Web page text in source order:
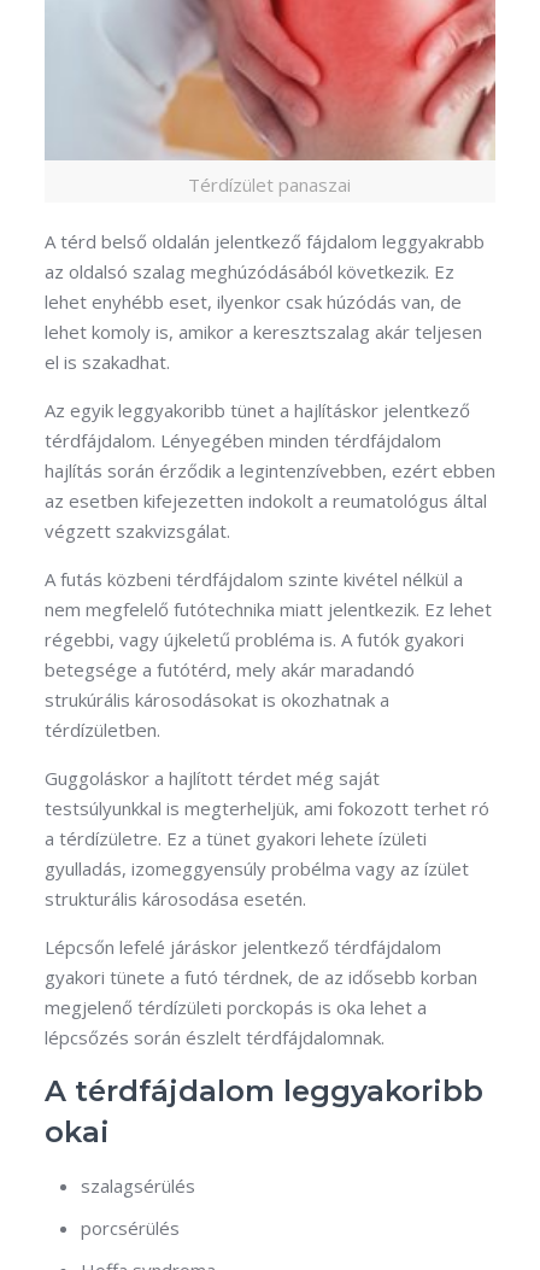
Térdízület panaszai
A térd belső oldalán jelentkező fájdalom leggyakrabb
az oldalsó szalag meghúzódásából következik. Ez
lehet enyhébb eset, ilyenkor csak húzódás van, de
lehet komoly is, amikor a keresztszalag akár teljesen
el is szakadhat.
Az egyik leggyakoribb tünet a hajlításkor jelentkező
térdfájdalom. Lényegében minden térdfájdalom
hajlítás során érződik a legintenzívebben, ezért ebben
az esetben kifejezetten indokolt a reumatológus által
végzett szakvizsgálat.
A futás közbeni térdfájdalom szinte kivétel nélkül a
nem megfelelő futótechnika miatt jelentkezik. Ez lehet
régebbi, vagy újkeletű probléma is. A futók gyakori
betegsége a futótérd, mely akár maradandó
strukúrális károsodásokat is okozhatnak a
térdízületben.
Guggoláskor a hajlított térdet még saját
testsúlyunkkal is megterheljük, ami fokozott terhet ró
a térdízületre. Ez a tünet gyakori lehete ízületi
gyulladás, izomeggyensúly probélma vagy az ízület
strukturális károsodása esetén.
Lépcsőn lefelé járáskor jelentkező térdfájdalom
gyakori tünete a futó térdnek, de az idősebb korban
megjelenő térdízületi porckopás is oka lehet a
lépcsőzés során észlelt térdfájdalomnak.
A térdfájdalom leggyakoribb
okai
szalagsérülés
porcsérülés